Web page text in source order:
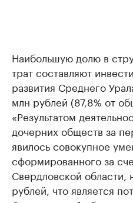
Наибольшую долю в
трат составляют
развития Среднего
млн рублей (87,8% от
«Результатом
дочерних обществ за
явилось совокупное
сформированного за
Свердловской области,
рублей, что является